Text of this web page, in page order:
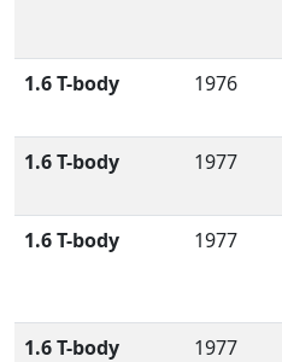
1.6 T-body 1976
1.6 T-body 1977
1.6 T-body 1977
1.6 T-body 1977